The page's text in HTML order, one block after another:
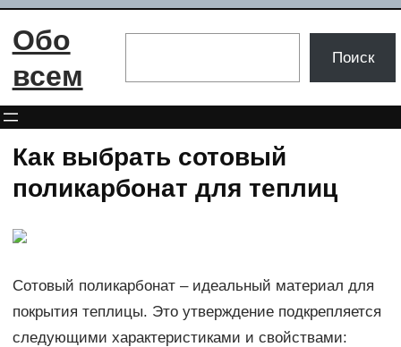
Перейти
Обо
всем
Поиск
Как выбрать сотовый
поликарбонат для теплиц
Сотовый поликарбонат – идеальный материал для
покрытия теплицы. Это утверждение подкрепляется
следующими характеристиками и свойствами: